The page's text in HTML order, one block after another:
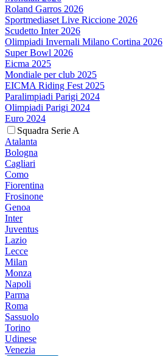
Roland Garros 2026
Sportmediaset Live Riccione 2026
Scudetto Inter 2026
Olimpiadi Invernali Milano Cortina 2026
Super Bowl 2026
Eicma 2025
Mondiale per club 2025
EICMA Riding Fest 2025
Paralimpiadi Parigi 2024
Olimpiadi Parigi 2024
Euro 2024
Squadra Serie A
Atalanta
Bologna
Cagliari
Como
Fiorentina
Frosinone
Genoa
Inter
Juventus
Lazio
Lecce
Milan
Monza
Napoli
Parma
Roma
Sassuolo
Torino
Udinese
Venezia